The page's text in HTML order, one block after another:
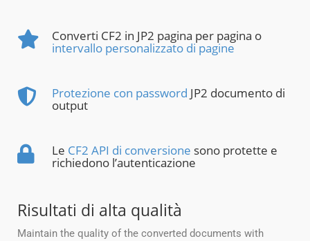
Converti CF2 in JP2 pagina per pagina o
intervallo personalizzato di pagine
Protezione con password JP2 documento di
output
Le CF2 API di conversione sono protette e
richiedono l’autenticazione
Risultati di alta qualità
Maintain the quality of the converted documents with